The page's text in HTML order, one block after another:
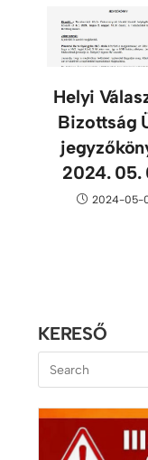
Helyi
Bizottság
2024. 05.
2024-05-
KERESŐ